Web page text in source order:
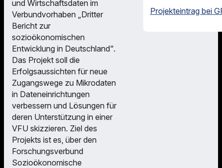
und Wirtschaftsdaten im
Verbundvorhaben „Dritter
Bericht zur
sozioökonomischen
Entwicklung in Deutschland".
Das Projekt soll die
Erfolgsaussichten für neue
Zugangswege zu Mikrodaten
in Dateneinrichtungen
verbessern und Lösungen für
deren Unterstützung in einer
VFU skizzieren. Ziel des
Projekts ist es, über den
Forschungsverbund
Sozioökonomische
Projekteintrag bei